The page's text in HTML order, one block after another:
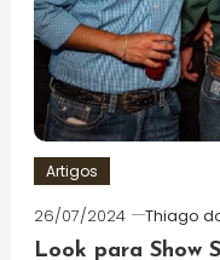
Artigos
26/07/2024
Thiago
Look para Show